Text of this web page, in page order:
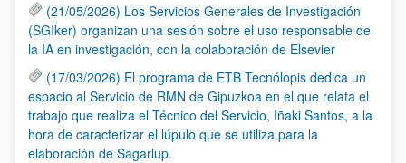
(21/05/2026) Los Servicios Generales de Investigación
(SGIker) organizan una sesión sobre el uso responsable de
la IA en investigación, con la colaboración de Elsevier
(17/03/2026) El programa de ETB Tecnólopis dedica un
espacio al Servicio de RMN de Gipuzkoa en el que relata el
trabajo que realiza el Técnico del Servicio, Iñaki Santos, a la
hora de caracterizar el lúpulo que se utiliza para la
elaboración de Sagarlup.